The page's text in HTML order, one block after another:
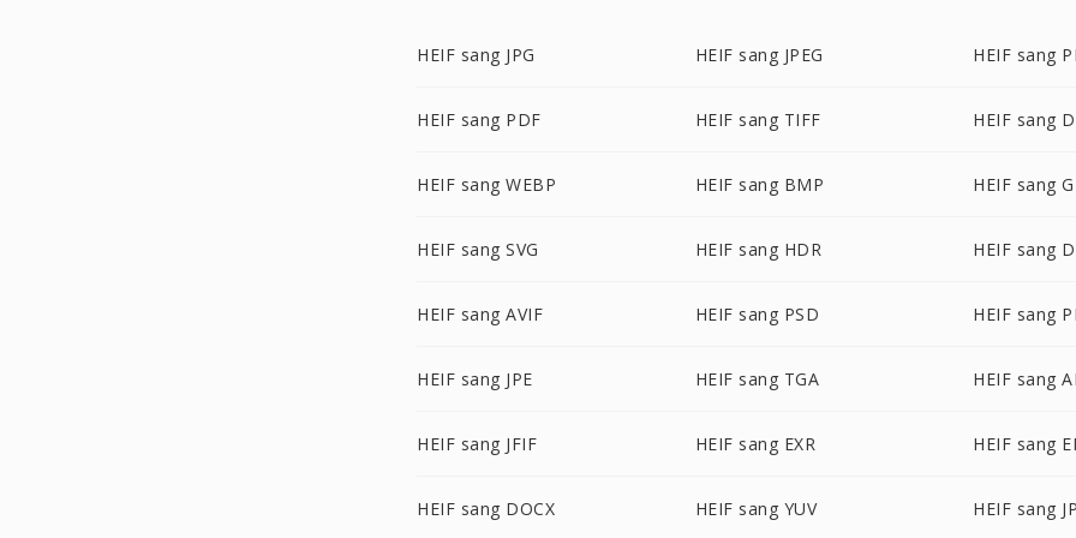
HEIF sang JPG HEIF sang JPEG HEIF sang
HEIF sang PDF HEIF sang TIFF HEIF sang
HEIF sang WEBP HEIF sang BMP HEIF sang
HEIF sang SVG HEIF sang HDR HEIF sang
HEIF sang AVIF HEIF sang PSD HEIF sang
HEIF sang JPE HEIF sang TGA HEIF sang AI
HEIF sang JFIF HEIF sang EXR HEIF sang
HEIF sang DOCX HEIF sang YUV HEIF sang